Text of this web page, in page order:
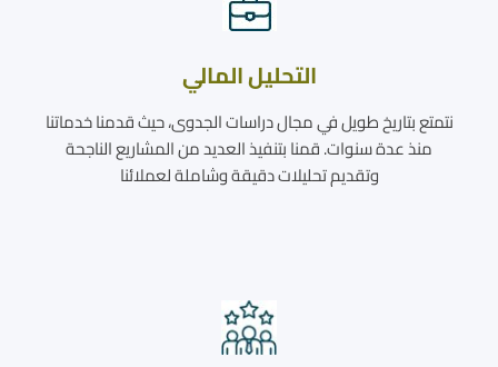
التحليل المالي
نتمتع بتاريخ طويل في مجال دراسات الجدوى، حيث قدمنا خدماتنا
منذ عدة سنوات. قمنا بتنفيذ العديد من المشاريع الناجحة
وتقديم تحليلات دقيقة وشاملة لعملائنا